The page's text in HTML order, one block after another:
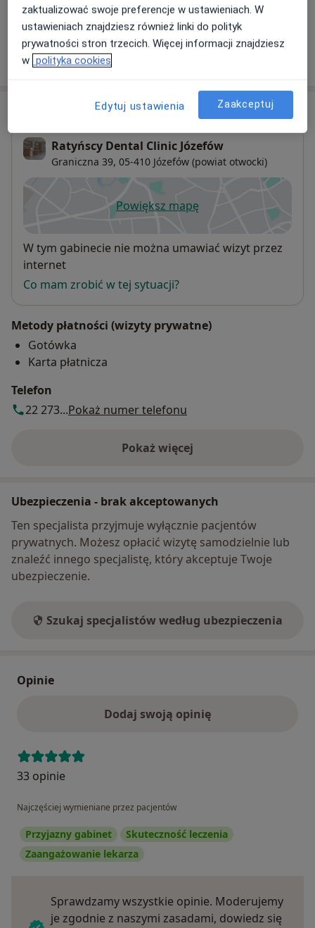
+ 5 usług
W jaki sposób ustalane są ceny?
Ratyńscy Dental Clinic Józefów
Graniczna 39, 05-410 Józefów (powiat otwocki)
Powiększ mapęotwiera się w nowej karcie
Dostępność
W tym gabinecie nie można umawiać wizyt przez
internet
Co mam zrobić w tej sytuacji?
Metody płatności (wizyty prywatne)
Gotówka
Karta płatnicza
Telefon
22 273...Pokaż numer telefonu
Pokaż więcej
o adresie
Ubezpieczenia - brak akceptowanych
Ten specjalista przyjmuje wyłącznie pacjentów
prywatnych. Możesz opłacić wizytę samodzielnie lub
znaleźć innego specjalistę, który akceptuje Twoje
ubezpieczenie.
Szukaj specjalistów według ubezpieczenia
Opinie
Dodaj swoją opinię
33 opinie
Najczęściej wymieniane przez pacjentów
Przyjazny gabinet
Skuteczność leczenia
Zaangażowanie lekarza
Sprawdzamy wszystkie opinie. Moderujemy
je zgodnie z naszymi zasadami, dowiedz się
zaktualizować swoje preferencje w ustawieniach. W
ustawieniach znajdziesz również linki do polityk
prywatności stron trzecich. Więcej informacji znajdziesz
w polityka cookies
Edytuj ustawienia Zaakceptuj